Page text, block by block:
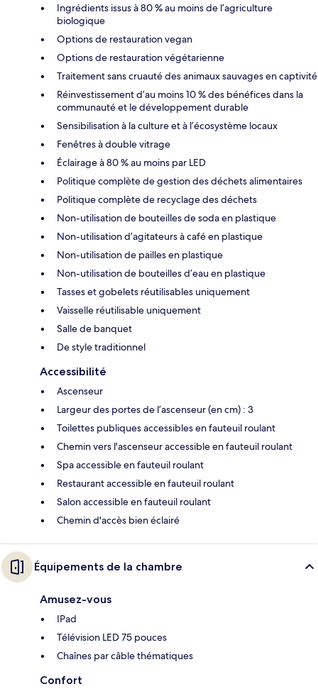
Ingrédients issus à 80 % au moins de l’agriculture
biologique
Options de restauration vegan
Options de restauration végétarienne
Traitement sans cruauté des animaux sauvages en captivité
Réinvestissement d’au moins 10 % des bénéfices dans la
communauté et le développement durable
Sensibilisation à la culture et à l’écosystème locaux
Fenêtres à double vitrage
Éclairage à 80 % au moins par LED
Politique complète de gestion des déchets alimentaires
Politique complète de recyclage des déchets
Non-utilisation de bouteilles de soda en plastique
Non-utilisation d’agitateurs à café en plastique
Non-utilisation de pailles en plastique
Non-utilisation de bouteilles d’eau en plastique
Tasses et gobelets réutilisables uniquement
Vaisselle réutilisable uniquement
Salle de banquet
De style traditionnel
Accessibilité
Ascenseur
Largeur des portes de l’ascenseur (en cm) : 3
Toilettes publiques accessibles en fauteuil roulant
Chemin vers l'ascenseur accessible en fauteuil roulant
Spa accessible en fauteuil roulant
Restaurant accessible en fauteuil roulant
Salon accessible en fauteuil roulant
Chemin d'accès bien éclairé
Équipements de la chambre
Amusez-vous
IPad
Télévision LED 75 pouces
Chaînes par câble thématiques
Confort